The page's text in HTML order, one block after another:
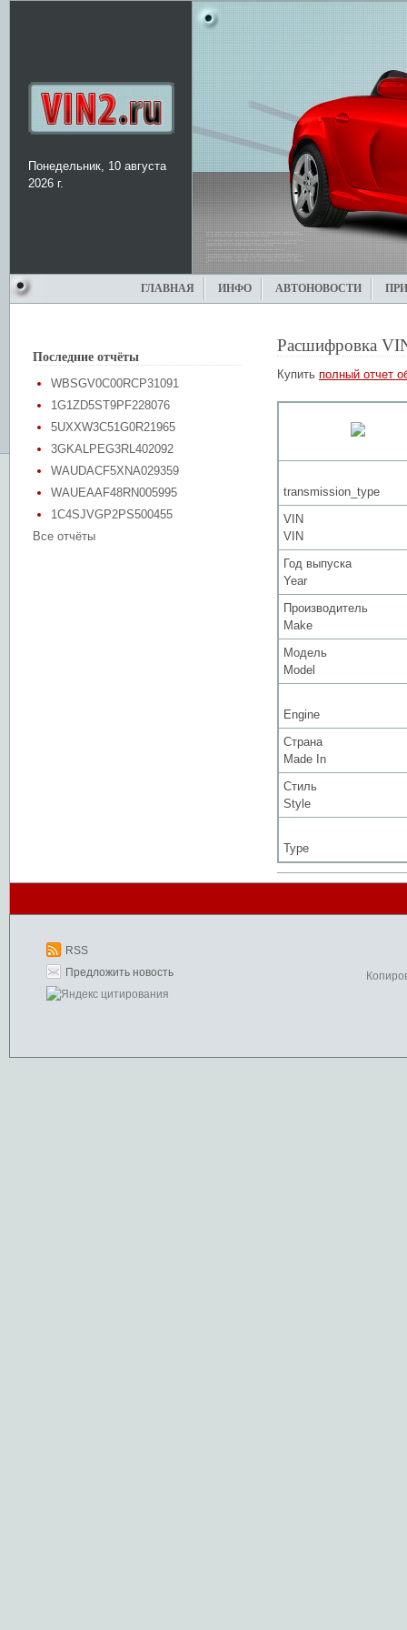
Понедельник, 10 августа
2026 г.
ГЛАВНАЯ ИНФО АВТОНОВОСТИ
Последние отчёты
WBSGV0C00RCP31091
1G1ZD5ST9PF228076
5UXXW3C51G0R21965
3GKALPEG3RL402092
WAUDACF5XNA029359
WAUEAAF48RN005995
1C4SJVGP2PS500455
Все отчёты
Расшифровка
Купить полный отчет
transmission_type
VIN
VIN
Год выпуска
Year
Производитель
Make
Модель
Model
Engine
Страна
Made In
Стиль
Style
Type
RSS
Предложить новость